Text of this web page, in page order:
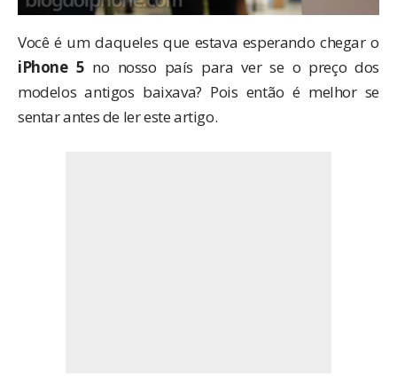
Você é um daqueles que estava esperando chegar o
iPhone 5 no nosso país para ver se o preço dos
modelos antigos baixava? Pois então é melhor se
sentar antes de ler este artigo.